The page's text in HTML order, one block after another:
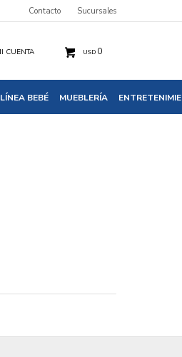
LÍNEA BEBÉ MUEBLERÍA
USD 0
Contacto Sucursales